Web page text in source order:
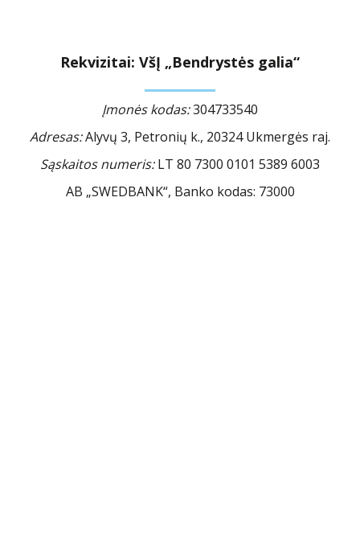
Rekvizitai: VšĮ „Bendrystės galia“
Įmonės kodas:304733540
Adresas:Alyvų 3, Petronių k., 20324 Ukmergės raj.
Sąskaitos numeris:LT 80 7300 0101 5389 6003
AB „SWEDBANK“, Banko kodas: 73000